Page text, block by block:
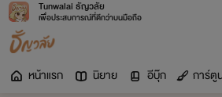
Tunwalai ธัญวลัย
เพื่อประสบการณ์ที่ดีกว่าบนมือถือ
หน้าแรก นิยาย อีบุ๊ก การ์ตู